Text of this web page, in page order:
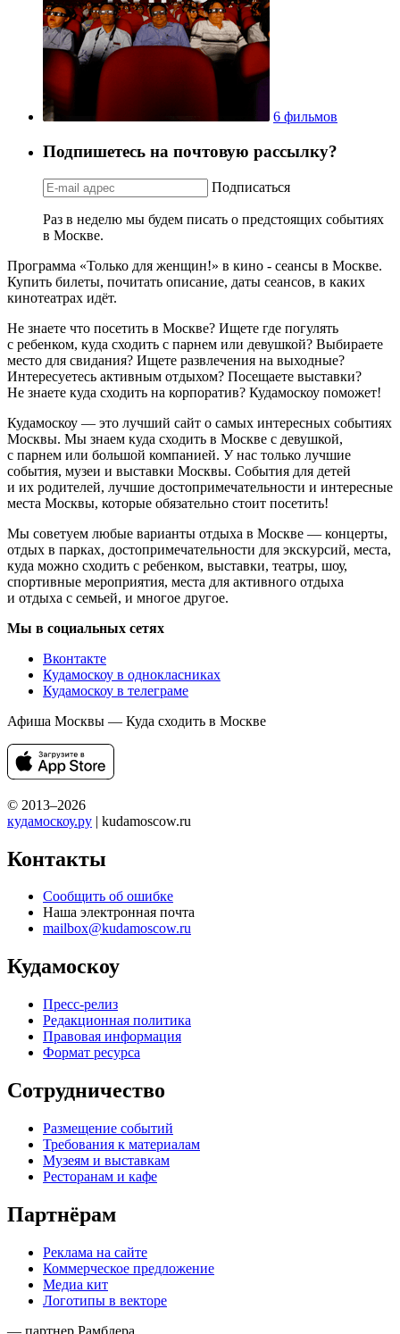
6 фильмов
Подпишетесь на почтовую рассылку?
Подписаться
Раз в неделю мы будем писать о предстоящих событиях
в Москве.
Программа «Только для женщин!» в кино - сеансы в Москве.
Купить билеты, почитать описание, даты сеансов, в каких
кинотеатрах идёт.
Не знаете что посетить в Москве? Ищете где погулять
с ребенком, куда сходить с парнем или девушкой? Выбираете
место для свидания? Ищете развлечения на выходные?
Интересуетесь активным отдыхом? Посещаете выставки?
Не знаете куда сходить на корпоратив? Кудамоскоу поможет!
Кудамоскоу — это лучший сайт о самых интересных событиях
Москвы. Мы знаем куда сходить в Москве с девушкой,
с парнем или большой компанией. У нас только лучшие
события, музеи и выставки Москвы. События для детей
и их родителей, лучшие достопримечательности и интересные
места Москвы, которые обязательно стоит посетить!
Мы советуем любые варианты отдыха в Москве — концерты,
отдых в парках, достопримечательности для экскурсий, места,
куда можно сходить с ребенком, выставки, театры, шоу,
спортивные мероприятия, места для активного отдыха
и отдыха с семьей, и многое другое.
Мы в социальных сетях
Вконтакте
Кудамоскоу в однокласниках
Кудамоскоу в телеграме
Афиша Москвы — Куда сходить в Москве
© 2013–2026
кудамоскоу.ру | kudamoscow.ru
Контакты
Сообщить об ошибке
Наша электронная почта
mailbox@kudamoscow.ru
Кудамоскоу
Пресс-релиз
Редакционная политика
Правовая информация
Формат ресурса
Сотрудничество
Размещение событий
Требования к материалам
Музеям и выставкам
Ресторанам и кафе
Партнёрам
Реклама на сайте
Коммерческое предложение
Медиа кит
Логотипы в векторе
— партнер Рамблера